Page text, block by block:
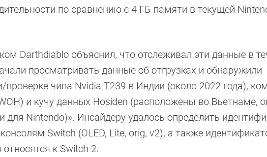
по сравнению с 4 ГБ памяти в текущей
Darthdiablo объяснил, что отслеживал эти данные в
просматривать данные об отгрузках и обнаружили
чипа Nvidia T239 в Индии (около 2022 года),
и кучу данных Hosiden (расположены во Вьетнаме,
для Nintendo)». Инсайдеру удалось определить
Switch (OLED, Lite, orig, v2), а также
к Switch 2.